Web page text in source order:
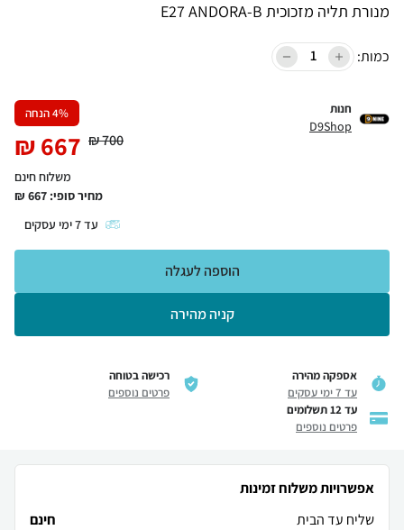
מנורת תליה מזכוכית E27 ANDORA-B
כמות:
חנות
D9Shop
4% הנחה
700
₪
667
₪
משלוח חינם
מחיר סופי: 667
₪
עד7ימי עסקים
קניה מהירה
הוספה לעגלה
אספקה מהירה
עד 7 ימי עסקים
רכישה בטוחה
פרטים נוספים
עד 12 תשלומים
פרטים נוספים
אפשרויות משלוח זמינות
שליח עד הבית
חינם